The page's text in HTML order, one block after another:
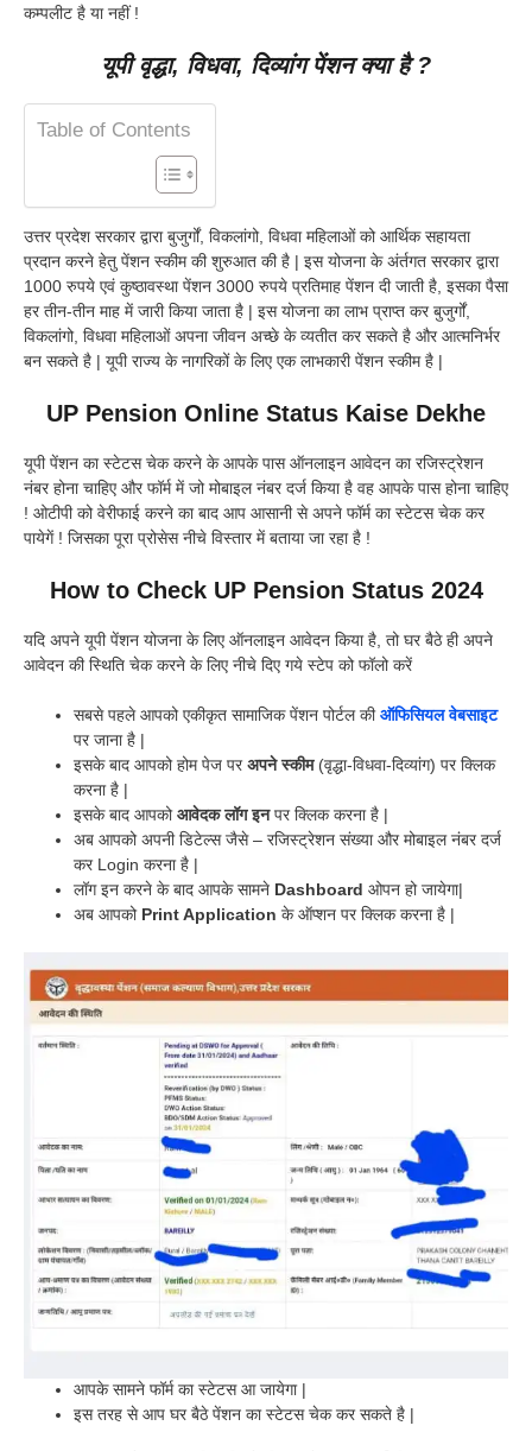
कम्पलीट है या नहीं !
यूपी वृद्धा, विधवा, दिव्यांग पेंशन क्या है ?
Table of Contents
उत्तर प्रदेश सरकार द्वारा बुजुर्गों, विकलांगो, विधवा महिलाओं को आर्थिक सहायता
प्रदान करने हेतु पेंशन स्कीम की शुरुआत की है | इस योजना के अंर्तगत सरकार द्वारा
1000 रुपये एवं कुष्ठावस्था पेंशन 3000 रुपये प्रतिमाह पेंशन दी जाती है, इसका पैसा
हर तीन-तीन माह में जारी किया जाता है | इस योजना का लाभ प्राप्त कर बुजुर्गों,
विकलांगो, विधवा महिलाओं अपना जीवन अच्छे के व्यतीत कर सकते है और आत्मनिर्भर
बन सकते है | यूपी राज्य के नागरिकों के लिए एक लाभकारी पेंशन स्कीम है |
UP Pension Online Status Kaise Dekhe
यूपी पेंशन का स्टेटस चेक करने के आपके पास ऑनलाइन आवेदन का रजिस्ट्रेशन
नंबर होना चाहिए और फॉर्म में जो मोबाइल नंबर दर्ज किया है वह आपके पास होना चाहिए
! ओटीपी को वेरीफाई करने का बाद आप आसानी से अपने फॉर्म का स्टेटस चेक कर
पायेगें ! जिसका पूरा प्रोसेस नीचे विस्तार में बताया जा रहा है !
How to Check UP Pension Status 2024
यदि अपने यूपी पेंशन योजना के लिए ऑनलाइन आवेदन किया है, तो घर बैठे ही अपने
आवेदन की स्थिति चेक करने के लिए नीचे दिए गये स्टेप को फॉलो करें
सबसे पहले आपको एकीकृत सामाजिक पेंशन पोर्टल कीऑफिसियल वेबसाइट
पर जाना है |
इसके बाद आपको होम पेज परअपने स्कीम(वृद्धा-विधवा-दिव्यांग) पर क्लिक
करना है |
इसके बाद आपकोआवेदक लॉग इनपर क्लिक करना है |
अब आपको अपनी डिटेल्स जैसे – रजिस्ट्रेशन संख्या और मोबाइल नंबर दर्ज
कर Login करना है |
लॉग इन करने के बाद आपके सामने Dashboard ओपन हो जायेगा|
अब आपको Print Application के ऑप्शन पर क्लिक करना है |
आपके सामने फॉर्म का स्टेटस आ जायेगा |
इस तरह से आप घर बैठे पेंशन का स्टेटस चेक कर सकते है |